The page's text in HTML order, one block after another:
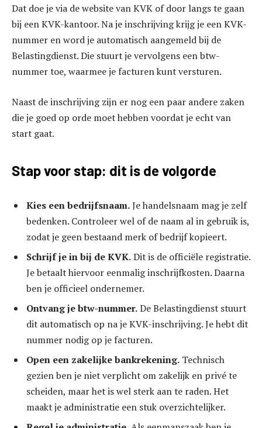
Dat doe je via de website van KVK of door langs te gaan
bij een KVK-kantoor. Na je inschrijving krijg je een KVK-
nummer en word je automatisch aangemeld bij de
Belastingdienst. Die stuurt je vervolgens een btw-
nummer toe, waarmee je facturen kunt versturen.
Naast de inschrijving zijn er nog een paar andere zaken
die je goed op orde moet hebben voordat je echt van
start gaat.
Stap voor stap: dit is de volgorde
Kies een bedrijfsnaam.Je handelsnaam mag je zelf
bedenken. Controleer wel of de naam al in gebruik is,
zodat je geen bestaand merk of bedrijf kopieert.
Schrijf je in bij de KVK.Dit is de officiële registratie.
Je betaalt hiervoor eenmalig inschrijfkosten. Daarna
ben je officieel ondernemer.
Ontvang je btw-nummer.De Belastingdienst stuurt
dit automatisch op na je KVK-inschrijving. Je hebt dit
nummer nodig op je facturen.
Open een zakelijke bankrekening. Technisch
gezien ben je niet verplicht om zakelijk en privé te
scheiden, maar het is wel sterk aan te raden. Het
maakt je administratie een stuk overzichtelijker.